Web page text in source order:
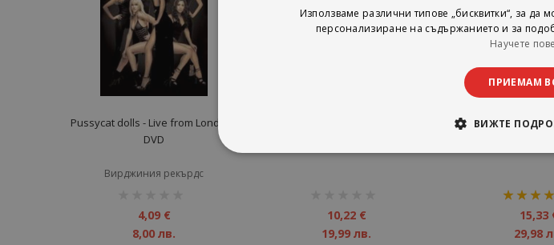
Pussycat dolls - Live from London -
DVD
Вирджиния рекърдс
4,09 €
8,00 лв.
10,22 €
19,99 лв.
Adele - 21
рейтинг:
100%15,33
29,98
Използваме различни типове „бисквитки“, за да
персонализиране на съдържанието и за
Научете
ПРИЕМАМ
ВИЖТЕ